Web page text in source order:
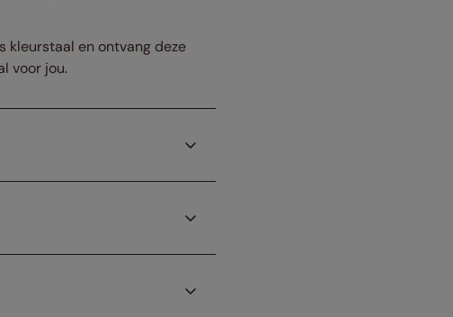
kleurstaal en ontvang deze
voor jou.